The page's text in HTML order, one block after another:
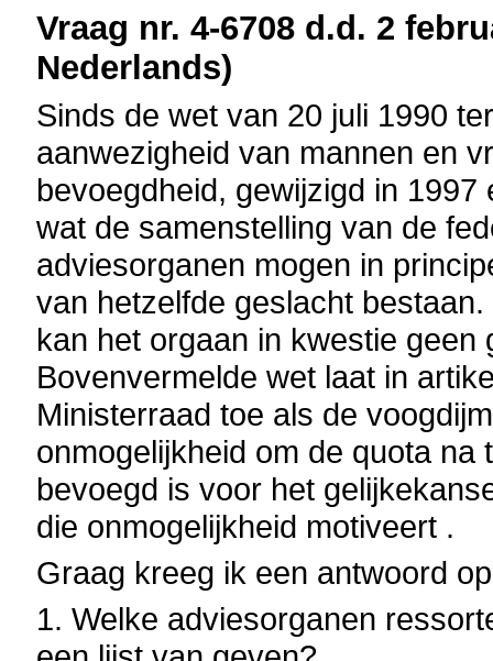
Vraag nr. 4-6708 d.d. 2
Nederlands)
Sinds de wet van 20 juli 1990
aanwezigheid van mannen en
bevoegdheid, gewijzigd in
wat de samenstelling van de
adviesorganen mogen in
van hetzelfde geslacht
kan het orgaan in kwestie
Bovenvermelde wet laat in
Ministerraad toe als de
onmogelijkheid om de quota
bevoegd is voor het
die onmogelijkheid motiveert .
Graag kreeg ik een antwoord
1. Welke adviesorganen